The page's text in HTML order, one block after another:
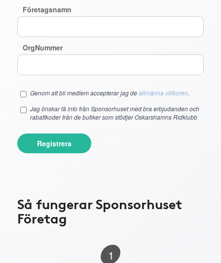
Företagsnamn
OrgNummer
Genom att bli medlem accepterar jag deallmänna villkoren.
Jag önskar få info från Sponsorhuset med bra erbjudanden och
rabattkoder från de butiker som stödjer Oskarshamns Ridklubb
Registrera
Så fungerar Sponsorhuset
Företag
1